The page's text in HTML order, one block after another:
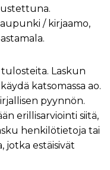
/ kirjaamo,
Laskun
katsomassa ao.
pyynnön.
erillisarviointi siitä,
henkilötietoja tai
jotka estäisivät